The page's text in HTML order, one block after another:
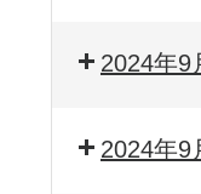
2024年9
2024年9